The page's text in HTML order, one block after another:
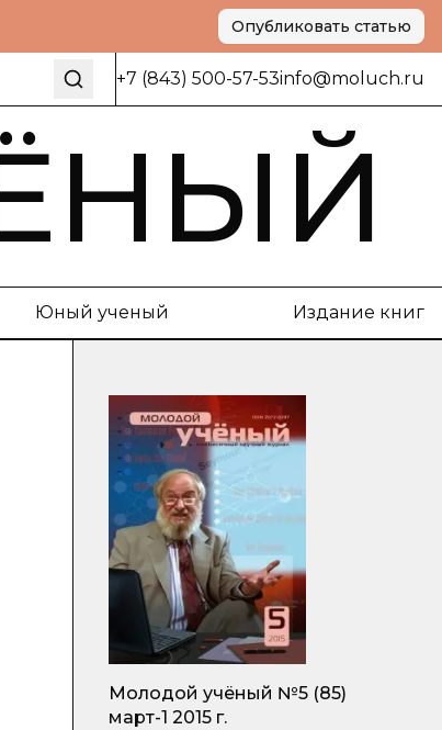
Опубликовать статью
+7 (843) 500-57-53info@moluch.ru
Юный ученый Издание книг
Молодой учёный №5 (85)
март-1 2015 г.